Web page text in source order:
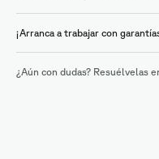
¡Arranca a trabajar con
¿Aún con dudas? Resuélvelas